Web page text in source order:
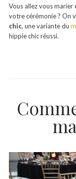
Vous allez vous marier
votre cérémonie ? On
chic, une variante du
hippie chic réussi.